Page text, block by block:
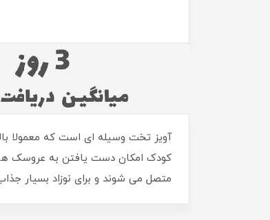
آویز تخت وسیله ای است که معمولا
کودک امکان دست یافتن به عروسک ها
متصل می شوند و برای نوزاد بسیار